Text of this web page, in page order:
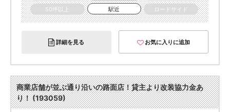
50坪以上
駅近 ロードサイド
詳細を見る お気に入りに追加
商業店舗が並ぶ通り沿いの路面店！貸主より改装協力金あ
り！ (193059)